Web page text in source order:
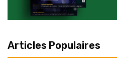
Articles Populaires